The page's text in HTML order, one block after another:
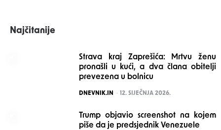
Najčitanije
Strava kraj Zaprešića: Mrtvu ženu
pronašli u kući, a dva člana obitelji
prevezena u bolnicu
POSTED
DNEVNIK.IN 12. SIJEČNJA 2026.
Trump objavio screenshot na kojem
piše da je predsjednik Venezuele